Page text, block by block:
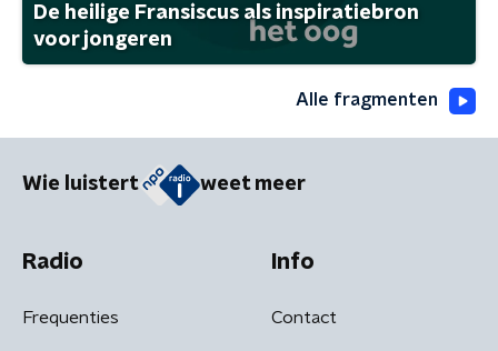
De heilige Fransiscus als inspiratiebron
voor jongeren
Alle fragmenten
Wie luistert weet meer
Radio
Frequenties
Info
Contact